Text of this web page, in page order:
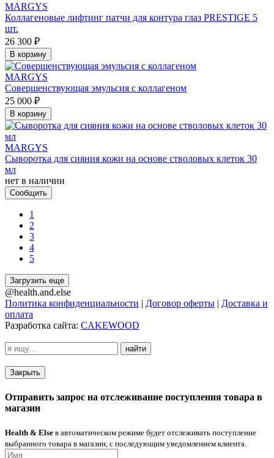
MARGYS
Коллагеновые лифтинг патчи для контура глаз PRESTIGE 5
шт.
26 300 ₽
В корзину
MARGYS
Совершенствующая эмульсия с коллагеном
25 000 ₽
В корзину
MARGYS
Сыворотка для сияния кожи на основе стволовых клеток 30
мл
нет в наличии
Сообщить
1
2
3
4
5
Загрузить еще
@health.and.else
Политика конфиденциальности | Договор оферты | Доставка и
оплата
Разработка сайта: CAKEWOOD
найти
Закрыть
Отправить запрос на отслеживание поступления товара в
магазин
Health & Else в автоматическом режиме будет отслеживать поступление
выбранного товара в магазин, с последующим уведомлением клиента.